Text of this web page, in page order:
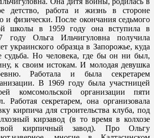
детство, работа и жизнь в стороне
и физически. После окончания седьмого
школы в 1959 году она вступила в
году Ольга Ильчигуловна получила
украинского образца в Запорожье, куда
судьба. Но человека, где бы он ни был,
к своим истокам. И молодая девушка
Работала и была секретарем
В 1969 году была участницей
комсомольской организации пяти
Работая секретарем, она организовала
кирпича для строительства клуба, под
кирзавод (в то время в колхозе
кирпичный завод). Про Ольгу